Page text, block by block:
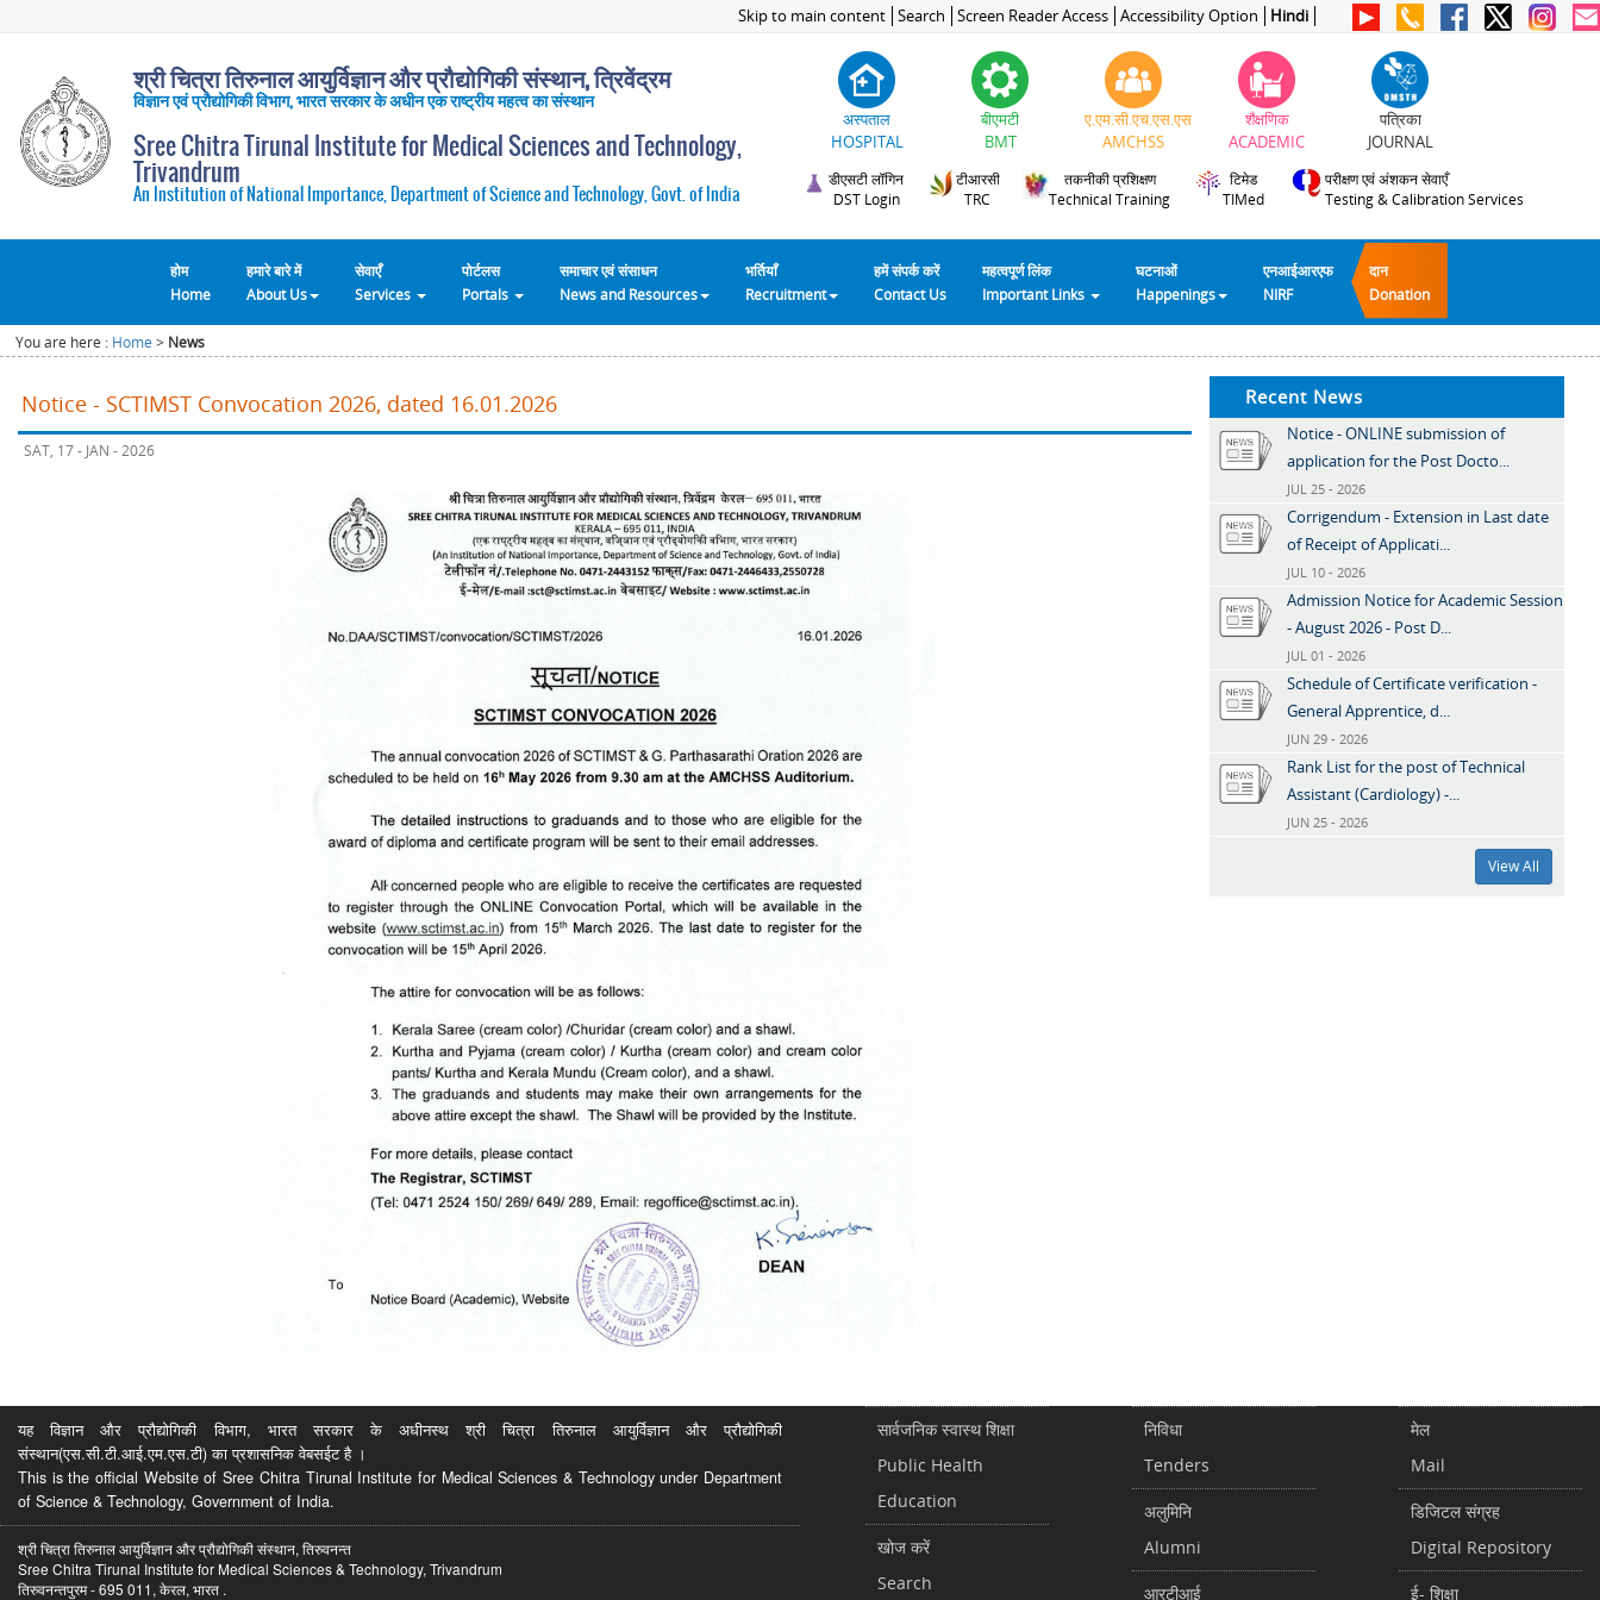
Skip to main content Search Screen Reader Access Accessibility Option Hindi
श्री चित्रा तिरुनाल आयुर्विज्ञान और प्रौद्योगिकी संस्थान, त्रिवेंद्रम
विज्ञान एवं प्रौद्योगिकी विभाग, भारत सरकार के अधीन एक राष्ट्रीय महत्व का संस्थान
Sree Chitra Tirunal Institute for Medical Sciences and Technology,
Trivandrum
An Institution of National Importance, Department of Science and Technology, Govt. of India
अस्पताल
HOSPITAL
बीएमटी
BMT
ए.एम.सी.एच.एस.एस
AMCHSS
शैक्षणिक
ACADEMIC
पत्रिका
JOURNAL
डीएसटी लॉगिन
DST Login
टीआरसी
TRC
तकनीकी प्रशिक्षण
Technical Training
टिमेड
TIMed
परीक्षण एवं अंशकन सेवाएँ
Testing & Calibration Services
होम
Home
हमारे बारे में
About Us
सेवाएँ
Services
पोर्टलस
Portals
समाचार एवं संसाधन
News and Resources
भर्तियाँ
Recruitment
हमें संपर्क करें
Contact Us
महत्वपूर्ण लिंक
Important Links
घटनाओं
Happenings
एनआईआरएफ
NIRF
दान
Donation
You are here : Home > News
Notice - SCTIMST Convocation 2026, dated 16.01.2026
SAT, 17 - JAN - 2026
Recent News
Notice - ONLINE submission of
application for the Post Docto...
JUL 25 - 2026
Corrigendum - Extension in Last date
of Receipt of Applicati...
JUL 10 - 2026
Admission Notice for Academic Session
- August 2026 - Post D...
JUL 01 - 2026
Schedule of Certificate verification -
General Apprentice, d...
JUN 29 - 2026
Rank List for the post of Technical
Assistant (Cardiology) -...
JUN 25 - 2026
View All
यह विज्ञान और प्रौद्योगिकी विभाग, भारत सरकार के अधीनस्थ श्री चित्रा तिरुनाल आयुर्विज्ञान और प्रौद्योगिकी
संस्थान(एस.सी.टी.आई.एम.एस.टी) का प्रशासनिक वेबसईट है ।
This is the official Website of Sree Chitra Tirunal Institute for Medical Sciences & Technology under Department
of Science & Technology, Government of India.
श्री चित्रा तिरुनाल आयुर्विज्ञान और प्रौद्योगिकी संस्थान, तिरुवनन्त
Sree Chitra Tirunal Institute for Medical Sciences & Technology, Trivandrum
तिरुवनन्तपुरम - 695 011, केरल, भारत .
सार्वजनिक स्वास्थ शिक्षा
Public Health
Education
खोज करें
Search
निविधा
Tenders
अलुमिनि
Alumni
आरटीआई
मेल
Mail
डिजिटल संग्रह
Digital Repository
ई- शिक्षा